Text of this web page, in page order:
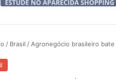
/ Brasil / Agronegócio brasileiro